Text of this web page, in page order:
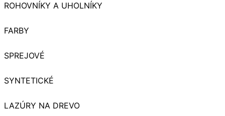
ROHOVNÍKY A UHOLNÍKY
FARBY
SPREJOVÉ
SYNTETICKÉ
LAZÚRY NA DREVO